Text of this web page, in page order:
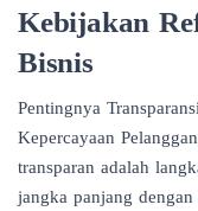
Kebijakan
Bisnis
Pentingnya
Kepercayaan
transparan adalah
jangka panjang dengan